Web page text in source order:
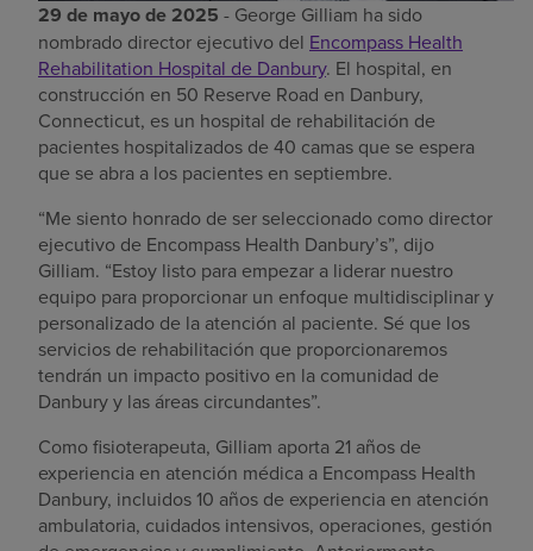
29 de mayo de 2025 - George Gilliam ha sido
nombrado director ejecutivo del Encompass Health
Rehabilitation Hospital de Danbury. El hospital, en
construcción en 50 Reserve Road en Danbury,
Connecticut, es un hospital de rehabilitación de
pacientes hospitalizados de 40 camas que se espera
que se abra a los pacientes en septiembre.
“Me siento honrado de ser seleccionado como director
ejecutivo de Encompass Health Danbury’s”, dijo
Gilliam. “Estoy listo para empezar a liderar nuestro
equipo para proporcionar un enfoque multidisciplinar y
personalizado de la atención al paciente. Sé que los
servicios de rehabilitación que proporcionaremos
tendrán un impacto positivo en la comunidad de
Danbury y las áreas circundantes”.
Como fisioterapeuta, Gilliam aporta 21 años de
experiencia en atención médica a Encompass Health
Danbury, incluidos 10 años de experiencia en atención
ambulatoria, cuidados intensivos, operaciones, gestión